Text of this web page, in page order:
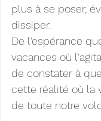
plus à se poser,
dissiper.
De l'espérance
vacances où
de constater à
cette réalité où la
de toute notre